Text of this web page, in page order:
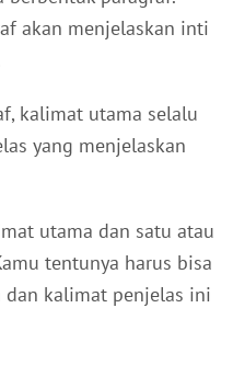
akan menjelaskan inti
kalimat utama selalu
yang menjelaskan
utama dan satu atau
tentunya harus bisa
kalimat penjelas ini